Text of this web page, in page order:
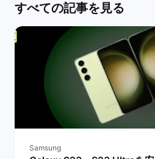
すべての記事を見る
Samsung